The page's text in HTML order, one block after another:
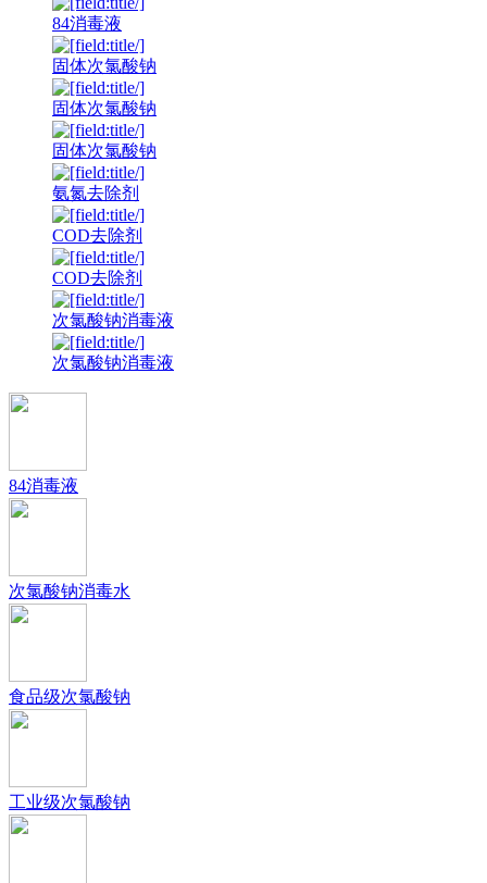
84消毒液
固体次氯酸钠
固体次氯酸钠
固体次氯酸钠
氨氮去除剂
COD去除剂
COD去除剂
次氯酸钠消毒液
次氯酸钠消毒液
84消毒液
次氯酸钠消毒水
食品级次氯酸钠
工业级次氯酸钠